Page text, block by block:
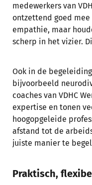
medewerkers van
ontzettend goed
empathie, maar
scherp in het vizier.
Ook in de
bijvoorbeeld
coaches van VDHC
expertise en tonen
hoogopgeleide
afstand tot de
juiste manier te
Praktisch,